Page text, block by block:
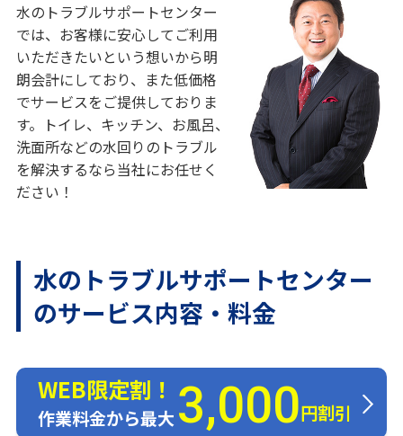
水のトラブルサポートセンター
では、お客様に安心してご利用
いただきたいという想いから明
朗会計にしており、また低価格
でサービスをご提供しておりま
す。トイレ、キッチン、お風呂、
洗面所などの水回りのトラブル
を解決するなら当社にお任せく
ださい！
水のトラブルサポートセンター
のサービス内容・料金
WEB限定割！
作業料金から最大3,000円割引